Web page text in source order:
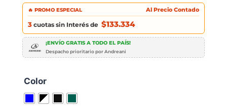
🔥 PROMO ESPECIAL Al Precio Contado
3 cuotas sin Interés de $133.334
¡ENVÍO GRATIS A TODO EL PAÍS!
Despacho prioritario por Andreani
Color